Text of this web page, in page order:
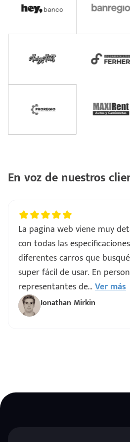
En voz de nuestros
La pagina web viene muy
con todas las
diferentes carros que
super fácil de usar. En
representantes de...Ver más
Ionathan Mirkin